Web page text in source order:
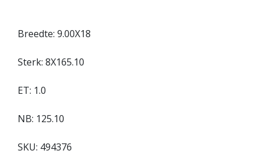
Breedte: 9.00X18
Sterk: 8X165.10
ET: 1.0
NB: 125.10
SKU: 494376